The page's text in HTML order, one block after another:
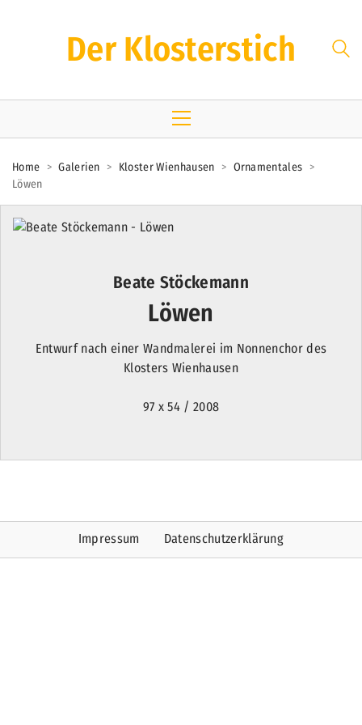
Der Klosterstich
Home > Galerien > Kloster Wienhausen > Ornamentales >
Löwen
Beate Stöckemann
Löwen
Entwurf nach einer Wandmalerei im Nonnenchor des
Klosters Wienhausen
97 x 54 / 2008
Impressum Datenschutzerklärung